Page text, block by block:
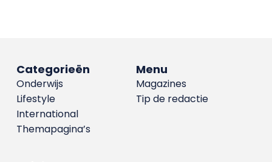
Menu
Magazines
Tip de redactie
Categorieën
Onderwijs
Lifestyle
International
Themapagina’s